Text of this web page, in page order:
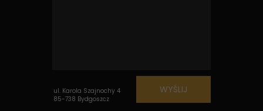
ul. Karola Szajnochy 4
85-738 Bydgoszcz
WYŚLIJ